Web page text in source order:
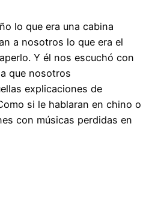
lo que era una cabina
a nosotros lo que era el
Y él nos escuchó con
que nosotros
explicaciones de
si le hablaran en chino o
con músicas perdidas en